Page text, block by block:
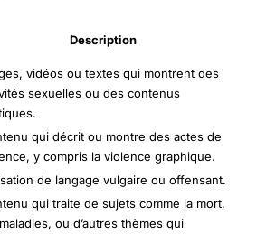
Description
vidéos ou textes qui montrent des
sexuelles ou des contenus
qui décrit ou montre des actes de
y compris la violence graphique.
de langage vulgaire ou offensant.
qui traite de sujets comme la mort,
ou d’autres thèmes qui